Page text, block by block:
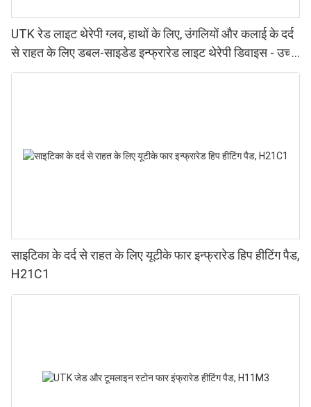
UTK रेड लाइट थेरेपी ग्लव, हाथों के लिए, उंगलियों और कलाई के दर्द
से राहत के लिए डबल-साइडेड इन्फ्रारेड लाइट थेरेपी डिवाइस - उच्च
प्रदर्शन वाले 660 850nm LED, 4 चिप्स इन 1, घर पर रेड लाइट
साइटिका के दर्द से राहत के लिए यूटीके फार इन्फ्रारेड हिप हीटिंग पैड,
H21C1